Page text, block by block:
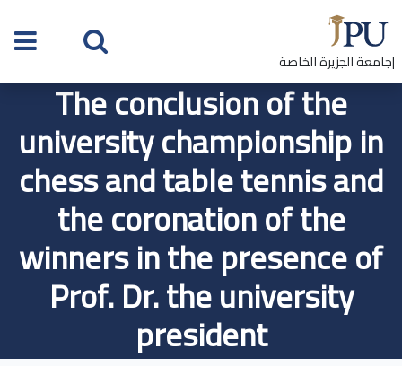
|جامعة الجزيرة الخاصة
The conclusion of the
university championship in
chess and table tennis and
the coronation of the
winners in the presence of
Prof. Dr. the university
president